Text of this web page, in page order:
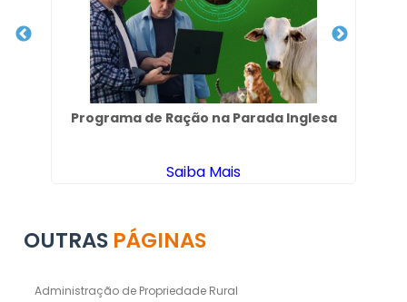
Programa de Ração na Parada Inglesa
Saiba Mais
OUTRAS PÁGINAS
Administração de Propriedade Rural